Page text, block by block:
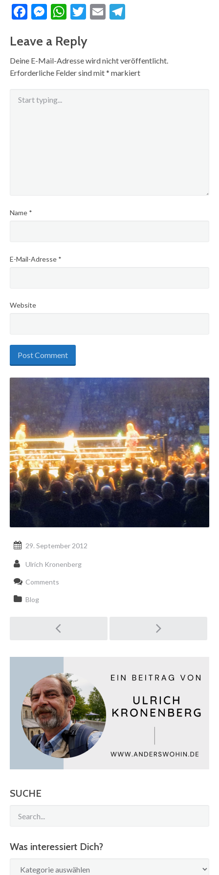
Facebook
Messenger
WhatsApp
Twitter
Email
Leave a Reply
Deine E-Mail-Adresse wird nicht veröffentlicht.
Erforderliche Felder sind mit* markiert
Name *
E-Mail-Adresse *
Website
29. September 2012
Ulrich Kronenberg
Comments
Blog
Post
navigation
SUCHE
Was interessiert Dich?